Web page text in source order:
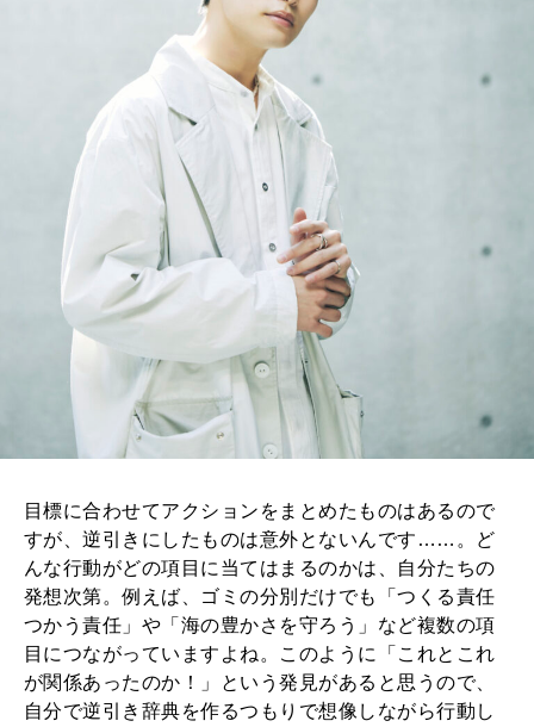
目標に合わせてアクションをまとめたものはあるので
すが、逆引きにしたものは意外とないんです……。ど
んな行動がどの項目に当てはまるのかは、自分たちの
発想次第。例えば、ゴミの分別だけでも「つくる責任
つかう責任」や「海の豊かさを守ろう」など複数の項
目につながっていますよね。このように「これとこれ
が関係あったのか！」という発見があると思うので、
自分で逆引き辞典を作るつもりで想像しながら行動し